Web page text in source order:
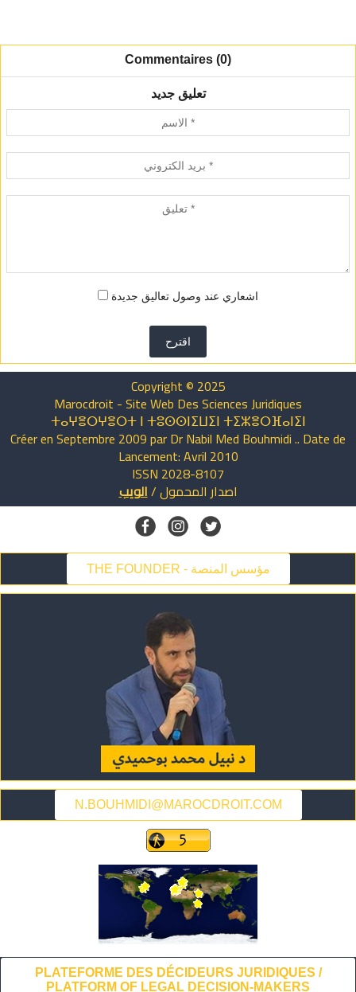
Commentaires (0)
تعليق جديد
اشعاري عند وصول تعاليق جديدة
اقترح
Copyright © 2025
Marocdroit - Site Web Des Sciences Juridiques
ⵜⴰⵖⴻⵔⵖⴻⵔⵜ ⵏ ⵜⵓⵙⵙⵏⵉⵡⵉⵏ ⵜⵉⵣⴻⵔⴼⴰⵏⵉⵏ
Créer en Septembre 2009 par Dr Nabil Med Bouhmidi .. Date de
Lancement: Avril 2010
ISSN 2028-8107
اصدارالمحمول/الويب
THE FOUNDER - مؤسس المنصة
N.BOUHMIDI@MAROCDROIT.COM
PLATEFORME DES DÉCIDEURS JURIDIQUES /
PLATFORM OF LEGAL DECISION-MAKERS